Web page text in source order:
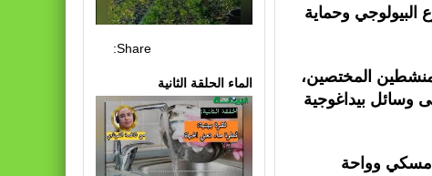
البيولوجي وحماية
المختصين،
وسائل بيداغوجية
مسكي وواحة
Share:
الماء الحلقة الثانية